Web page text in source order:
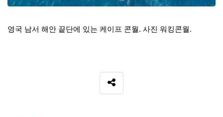
영국 남서 해안 끝단에 있는 케이프 콘월. 사진 워킹콘월.
SNS 공유